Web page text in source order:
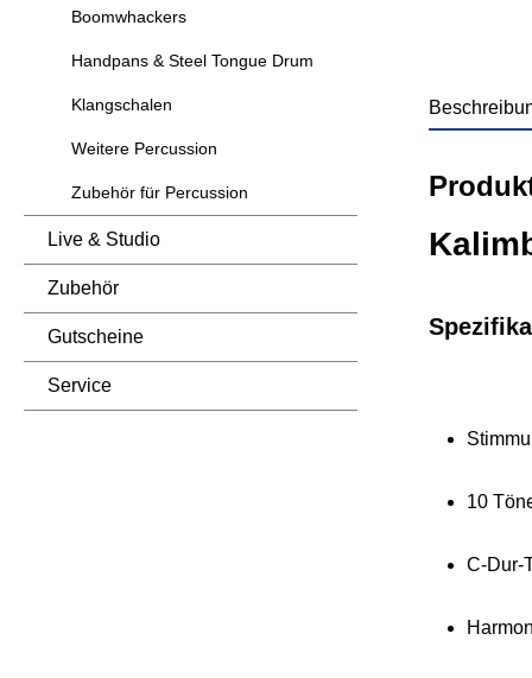
Boomwhackers
Handpans & Steel Tongue Drum
Klangschalen
Weitere Percussion
Zubehör für Percussion
Live & Studio
Zubehör
Gutscheine
Service
10
C-Dur-